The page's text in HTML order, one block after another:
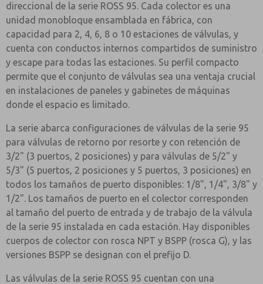
direccional de la serie ROSS 95. Cada colector es una
unidad monobloque ensamblada en fábrica, con
capacidad para 2, 4, 6, 8 o 10 estaciones de válvulas, y
cuenta con conductos internos compartidos de suministro
y escape para todas las estaciones. Su perfil compacto
permite que el conjunto de válvulas sea una ventaja crucial
en instalaciones de paneles y gabinetes de máquinas
donde el espacio es limitado.
La serie abarca configuraciones de válvulas de la serie 95
para válvulas de retorno por resorte y con retención de
3/2" (3 puertos, 2 posiciones) y para válvulas de 5/2" y
5/3" (5 puertos, 2 posiciones y 5 puertos, 3 posiciones) en
todos los tamaños de puerto disponibles: 1/8", 1/4", 3/8" y
1/2". Los tamaños de puerto en el colector corresponden
al tamaño del puerto de entrada y de trabajo de la válvula
de la serie 95 instalada en cada estación. Hay disponibles
cuerpos de colector con rosca NPT y BSPP (rosca G), y las
versiones BSPP se designan con el prefijo D.
Las válvulas de la serie ROSS 95 cuentan con una